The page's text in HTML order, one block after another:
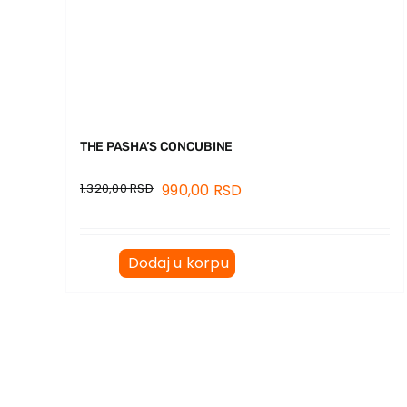
THE PASHA’S CONCUBINE
1.320,00RSD 990,00 RSD
Dodaj u korpu